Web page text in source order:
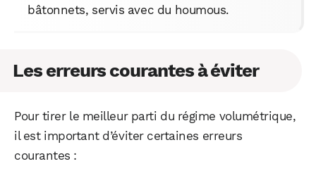
bâtonnets, servis avec du houmous.
Les erreurs courantes à éviter
Pour tirer le meilleur parti du régime volumétrique,
il est important d’éviter certaines erreurs
courantes :